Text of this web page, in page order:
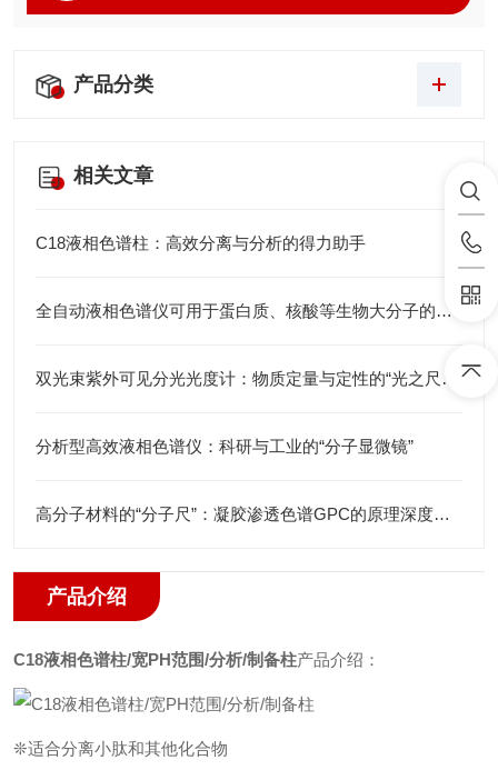
产品分类
相关文章
C18液相色谱柱：高效分离与分析的得力助手
全自动液相色谱仪可用于蛋白质、核酸等生物大分子的分离和分析
双光束紫外可见分光光度计：物质定量与定性的“光之尺”与“分子探针”
分析型高效液相色谱仪：科研与工业的“分子显微镜”
高分子材料的“分子尺”：凝胶渗透色谱GPC的原理深度解析与应用全景
产品介绍
C18液相色谱柱/宽PH范围/分析/制备柱产品介绍：
❊适合分离小肽和其他化合物